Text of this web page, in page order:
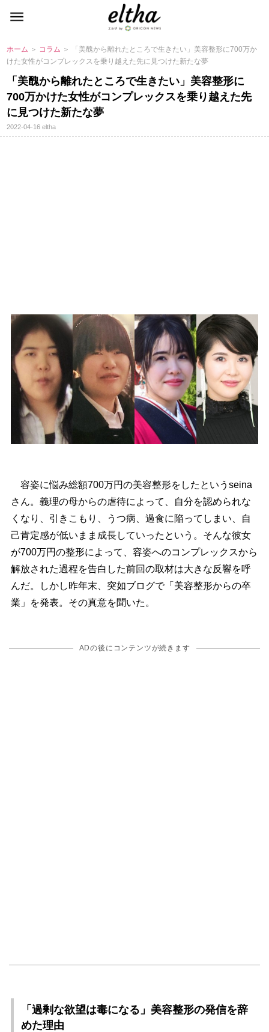
ホーム ＞ コラム ＞ 「美醜から離れたところで生きたい」美容整形に700万か
けた女性がコンプレックスを乗り越えた先に見つけた新たな夢
「美醜から離れたところで生きたい」美容整形に
700万かけた女性がコンプレックスを乗り越えた先
に見つけた新たな夢
2022-04-16eltha
容姿に悩み総額700万円の美容整形をしたというseina
さん。義理の母からの虐待によって、自分を認められな
くなり、引きこもり、うつ病、過食に陥ってしまい、自
己肯定感が低いまま成長していったという。そんな彼女
が700万円の整形によって、容姿へのコンプレックスから
解放された過程を告白した前回の取材は大きな反響を呼
んだ。しかし昨年末、突如ブログで「美容整形からの卒
業」を発表。その真意を聞いた。
ADの後にコンテンツが続きます
「過剰な欲望は毒になる」美容整形の発信を辞
めた理由